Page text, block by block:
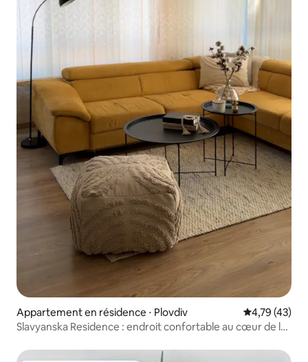
Appartement en résidence ⋅ Plovdiv Évaluation
4,79 (43)
Slavyanska Residence : endroit confortable au cœur de la